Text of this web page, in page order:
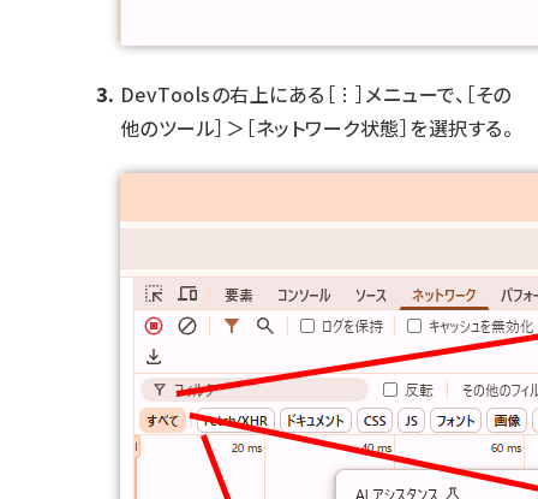
DevToolsの右上にある［︙］メニューで、［その
他のツール］＞［ネットワーク状態］を選択する。